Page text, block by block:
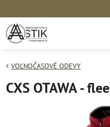
VOĽNOČASOVÉ ODEVY
CXS OTAWA -